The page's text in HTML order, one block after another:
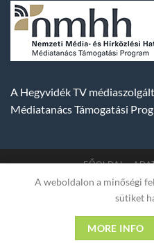
A Hegyvidék TV
Médiatanács Támogatási
FŐOLDAL
Copyright 2007-2026 ©
Műsorszolgáltató Kft. |
utca 2. fszt. | Cg. 01-09-882523
A weboldalon a minőségi
sütiket
MORE INFO